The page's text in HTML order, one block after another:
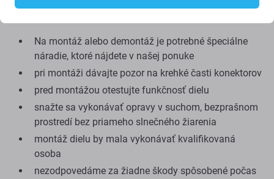
Montáž a tipy:
Na montáž alebo demontáž je potrebné špeciálne
náradie, ktoré nájdete v našej ponuke
pri montáži dávajte pozor na krehké časti konektorov
pred montážou otestujte funkčnosť dielu
snažte sa vykonávať opravy v suchom, bezprašnom
prostredí bez priameho slnečného žiarenia
montáž dielu by mala vykonávať kvalifikovaná
osoba
nezodpovedáme za žiadne škody spôsobené počas